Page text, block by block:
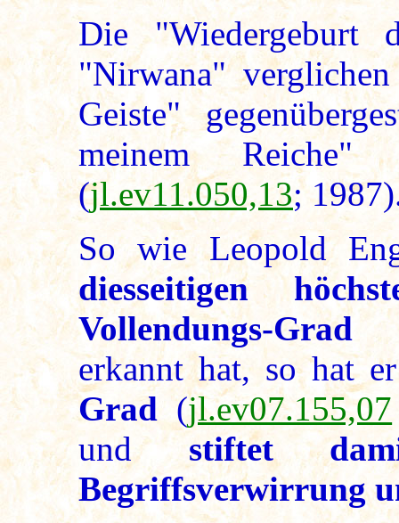
Die
"Nirwana"
Geiste"
meinem Reiche"
(jl.ev11.050,13;
So wie Leopold
diesseitigen
Vollendungs-Grad
erkannt hat, so hat
Grad (jl.ev07.155,07
undstiftet
Begriffsverwirrung